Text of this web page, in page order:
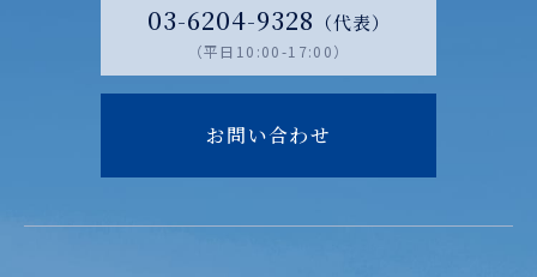
03-6204-9328 （代表）
（平日10:00-17:00）
お問い合わせ